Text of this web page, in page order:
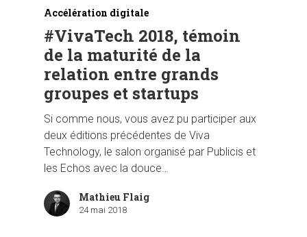
Accélération digitale
#VivaTech 2018, témoin
de la maturité de la
relation entre grands
groupes et startups
Si comme nous, vous avez pu participer aux
deux éditions précédentes de Viva
Technology, le salon organisé par Publicis et
les Echos avec la douce…
Mathieu Flaig
24 mai 2018